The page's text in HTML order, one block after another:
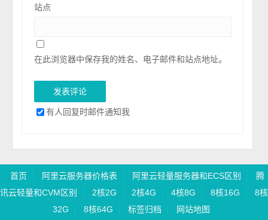
站点
在此浏览器中保存我的姓名、电子邮件和站点地址。
有人回复时邮件通知我
首页 阿里云服务器价格表 阿里云轻量服务器和ECS区别
腾
讯云轻量和CVM区别
2核2G 2核4G 4核8G 8核16G
8核
32G
8核64G 标签归档 网站地图